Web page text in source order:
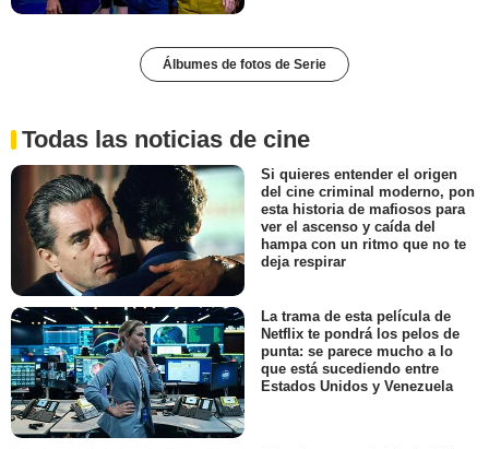
Álbumes de fotos de Serie
Todas las noticias de cine
Si quieres entender el origen
del cine criminal moderno, pon
esta historia de mafiosos para
ver el ascenso y caída del
hampa con un ritmo que no te
deja respirar
La trama de esta película de
Netflix te pondrá los pelos de
punta: se parece mucho a lo
que está sucediendo entre
Estados Unidos y Venezuela